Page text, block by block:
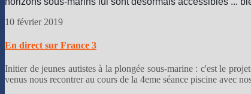
10 février 2019
En direct sur France 3
Initier de jeunes autistes à la plongée sous-marine : c'est le
venus nous recontrer au cours de la 4eme séance piscine avec